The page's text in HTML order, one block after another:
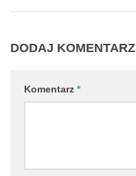
DODAJ KOMENTARZ
Komentarz *